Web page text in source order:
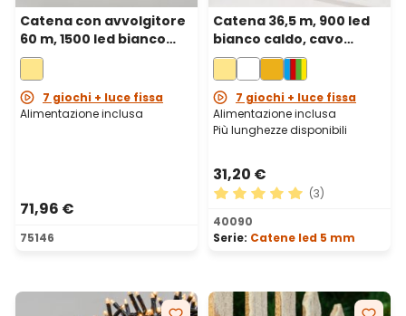
Catena con avvolgitore
60 m, 1500 led bianco
caldo, cavo verde
7 giochi + luce fissa
Alimentazione inclusa
71,96 €
75146
Catena 36,5 m, 900 led
bianco caldo, cavo
verde
7 giochi + luce fissa
Alimentazione inclusa
Più lunghezze disponibili
31,20 €
Valutazione media di 5 su
(3)
40090
Serie: Catene led 5 mm